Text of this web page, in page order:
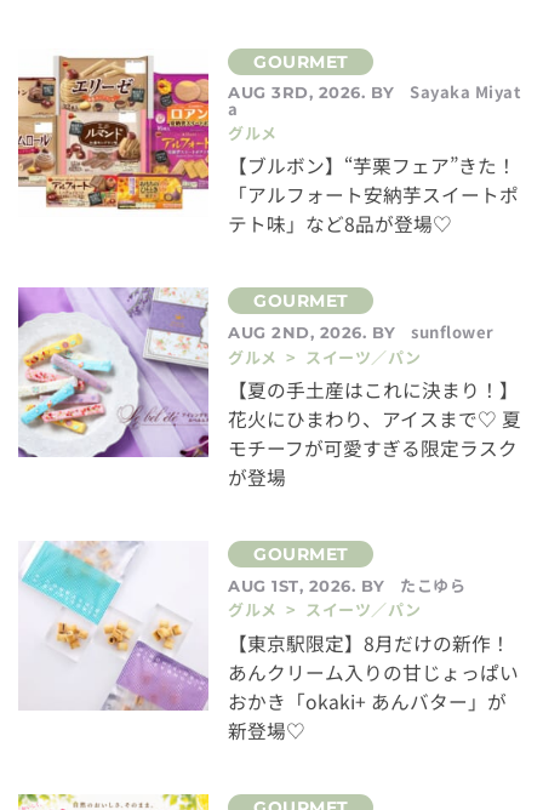
AUG 3RD, 2026. BY Sayaka Miyat
a
グルメ
【ブルボン】“芋栗フェア”きた！
「アルフォート安納芋スイートポ
テト味」など8品が登場♡
AUG 2ND, 2026. BY
sunflower
グルメ > スイーツ／パン
【夏の手土産はこれに決まり！】
花火にひまわり、アイスまで♡ 夏
モチーフが可愛すぎる限定ラスク
が登場
AUG 1ST, 2026. BY
たこゆら
グルメ > スイーツ／パン
【東京駅限定】8月だけの新作！
あんクリーム入りの甘じょっぱい
おかき「okaki+ あんバター」が
新登場♡